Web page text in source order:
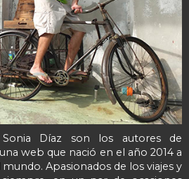
Díaz son los autores de
web que nació en el año 2014 a
Apasionados de los viajes y